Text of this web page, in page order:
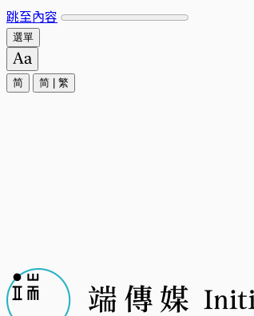
跳至內容
選單
简 简 繁